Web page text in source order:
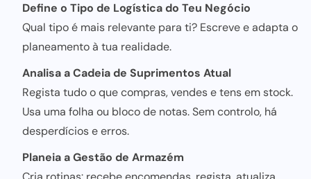
Define o Tipo de Logística do Teu Negócio
Qual tipo é mais relevante para ti? Escreve e adapta o
planeamento à tua realidade.
Analisa a Cadeia de Suprimentos Atual
Regista tudo o que compras, vendes e tens em stock.
Usa uma folha ou bloco de notas. Sem controlo, há
desperdícios e erros.
Planeia a Gestão de Armazém